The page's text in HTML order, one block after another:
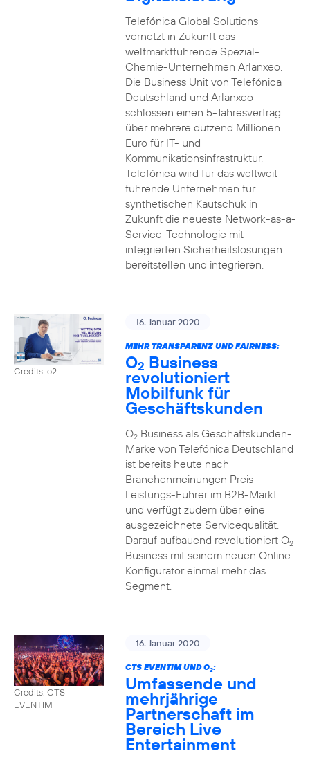
Telefónica Global Solutions
vernetzt in Zukunft das
weltmarktführende Spezial-
Chemie-Unternehmen Arlanxeo.
Die Business Unit von Telefónica
Deutschland und Arlanxeo
schlossen einen 5-Jahresvertrag
über mehrere dutzend Millionen
Euro für IT- und
Kommunikationsinfrastruktur.
Telefónica wird für das weltweit
führende Unternehmen für
synthetischen Kautschuk in
Zukunft die neueste Network-as-a-
Service-Technologie mit
integrierten Sicherheitslösungen
bereitstellen und integrieren.
Credits: o2
16. Januar 2020
MEHR TRANSPARENZ UND FAIRNESS:
O2 Business
revolutioniert
Mobilfunk für
Geschäftskunden
O2Business als Geschäftskunden-
Marke von Telefónica Deutschland
ist bereits heute nach
Branchenmeinungen Preis-
Leistungs-Führer im B2B-Markt
und verfügt zudem über eine
ausgezeichnete Servicequalität.
Darauf aufbauend revolutioniert O2
Business mit seinem neuen Online-
Konfigurator einmal mehr das
Segment.
Credits: CTS
EVENTIM
16. Januar 2020
CTS EVENTIM UND O2:
Umfassende und
mehrjährige
Partnerschaft im
Bereich Live
Entertainment